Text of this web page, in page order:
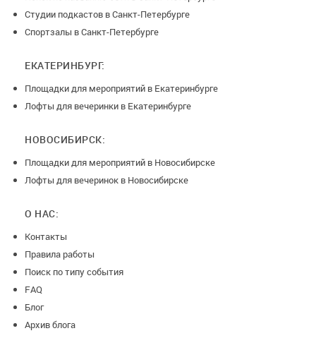
Студии подкастов в Санкт-Петербурге
Спортзалы в Санкт-Петербурге
ЕКАТЕРИНБУРГ:
Площадки для мероприятий в Екатеринбурге
Лофты для вечеринки в Екатеринбурге
НОВОСИБИРСК:
Площадки для мероприятий в Новосибирске
Лофты для вечеринок в Новосибирске
О НАС:
Контакты
Правила работы
Поиск по типу события
FAQ
Блог
Архив блога